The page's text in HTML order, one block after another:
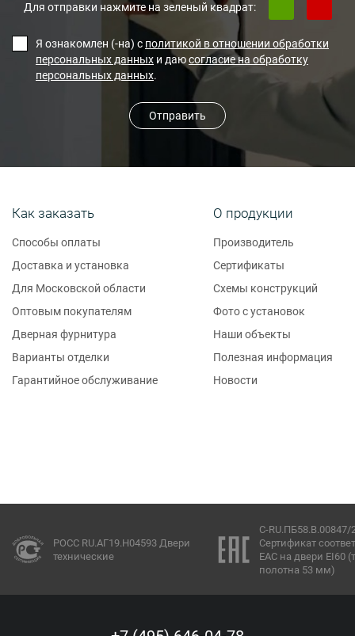
Для отправки нажмите на зеленый квадрат:
Я ознакомлен (-на) с политикой в отношении обработки
персональных данных и даюсогласие на обработку
персональных данных.
Отправить
Как заказать
Способы оплаты
Доставка и установка
Для Московской области
Оптовым покупателям
Дверная фурнитура
Варианты отделки
Гарантийное обслуживание
О продукции
Производитель
Сертификаты
Схемы конструкций
Фото с установок
Наши объекты
Полезная информация
Новости
РОСС RU.АГ19.Н04593 Двери
технические
C-RU.ПБ58.В.00847/
Сертификат
ЕАС на двери EI60
полотна 53 мм)